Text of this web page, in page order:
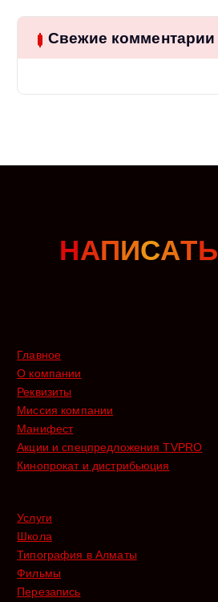
Свежие комментарии
НАПИСАТЬ
Главное
О компании
Реквизиты
Миссия компании
Манифест
Акции и спецпредложения TVPRO
Кинопрокат и дистрибьюция
Услуги
Школа
Типография в Алматы
Фильмы
Перезапись